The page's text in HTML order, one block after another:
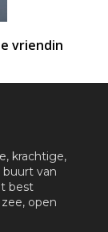
vriendin
krachtige,
van
best
open